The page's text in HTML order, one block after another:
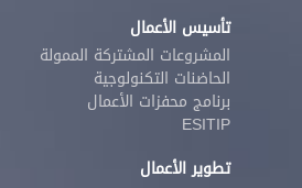
تأسيس الأعمال
المشروعات المشتركة الممولة
الحاضنات التكنولوجية
برنامج محفزات الأعمال
ESITIP
تطوير الأعمال